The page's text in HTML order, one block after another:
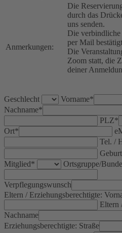
Anmerkungen:
Die
durch das
uns senden.
Die verbindliche
per Mail
Die
Zoom statt, die
deiner
Geschlecht
Vorname*
Nachname*
PLZ*
Ort*
Tel. /
Mitglied*
Ortsgruppe/
Verpflegungswunsch
Eltern / Erziehungsberechtigte:
Eltern
Nachname
Erziehungsberechtigte: Straße